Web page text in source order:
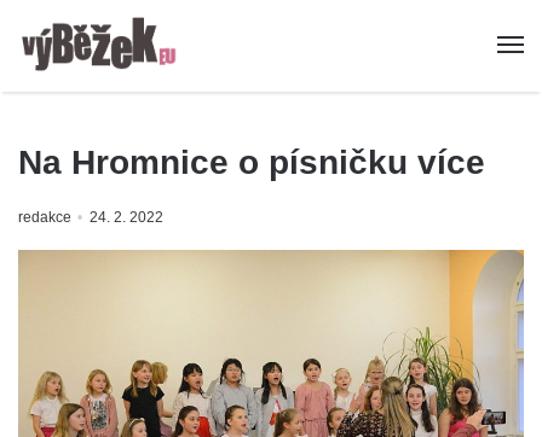
Na Hromnice o písničku více
redakce 24. 2. 2022